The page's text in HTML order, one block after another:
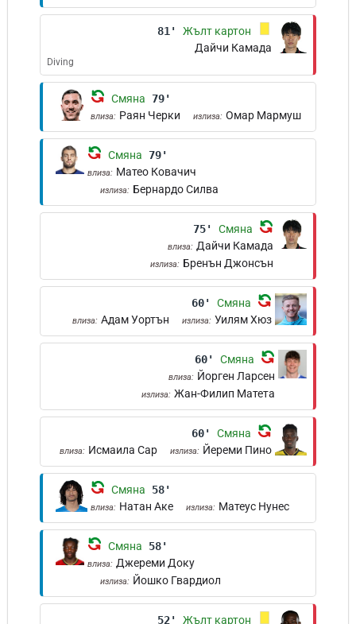
81'
Жълт картон
Дайчи Камада
Diving
Смяна 79'
влиза: Раян Черки излиза: Омар Мармуш
Смяна 79'
влиза: Матео Ковачич
излиза: Бернардо Силва
75' Смяна
влиза: Дайчи Камада
излиза: Бренън Джонсън
60' Смяна
влиза: Адам Уортън излиза: Уилям Хюз
60' Смяна
влиза: Йорген Ларсен
излиза: Жан-Филип Матета
60' Смяна
влиза: Исмаила Сар излиза: Йереми Пино
Смяна 58'
влиза: Натан Аке излиза: Матеус Нунес
Смяна 58'
влиза: Джереми Доку
излиза: Йошко Гвардиол
52' Жълт картон